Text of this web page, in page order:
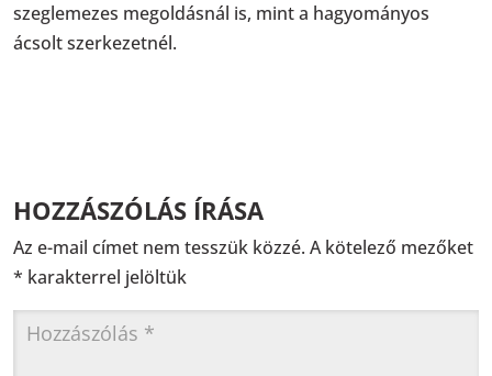
szeglemezes megoldásnál is, mint a hagyományos
ácsolt szerkezetnél.
HOZZÁSZÓLÁS ÍRÁSA
Az e-mail címet nem tesszük közzé. A kötelező mezőket
* karakterrel jelöltük